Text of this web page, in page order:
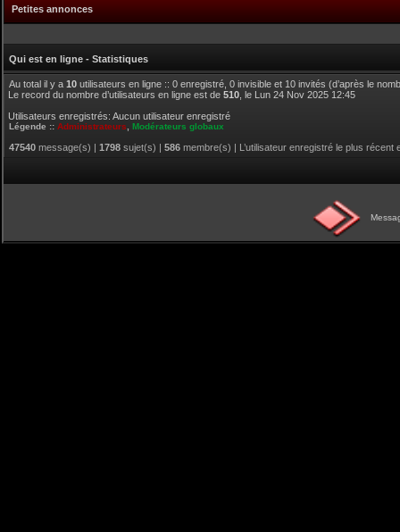
Petites annonces
Qui est en ligne - Statistiques
Au total il y a 10 utilisateurs en ligne :: 0 enregistré, 0 invisible et 10 invités (d’après le
Le record du nombre d’utilisateurs en ligne est de 510 , le Lun 24 Nov 2025 12:45
Utilisateurs enregistrés: Aucun utilisateur enregistré
Légende :: Administrateurs Modérateurs globaux
47540 message(s) | 1798 sujet(s) | 586 membre(s) | L’utilisateur enregistré le plus récent